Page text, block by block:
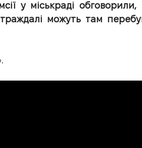
у міськраді обговорили,
можуть там